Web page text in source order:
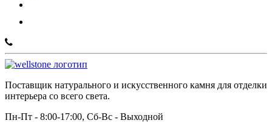
Поставщик натурального и искусственного камня для отделки
интерьера со всего света.
Пн-Пт - 8:00-17:00, Сб-Вс - Выходной